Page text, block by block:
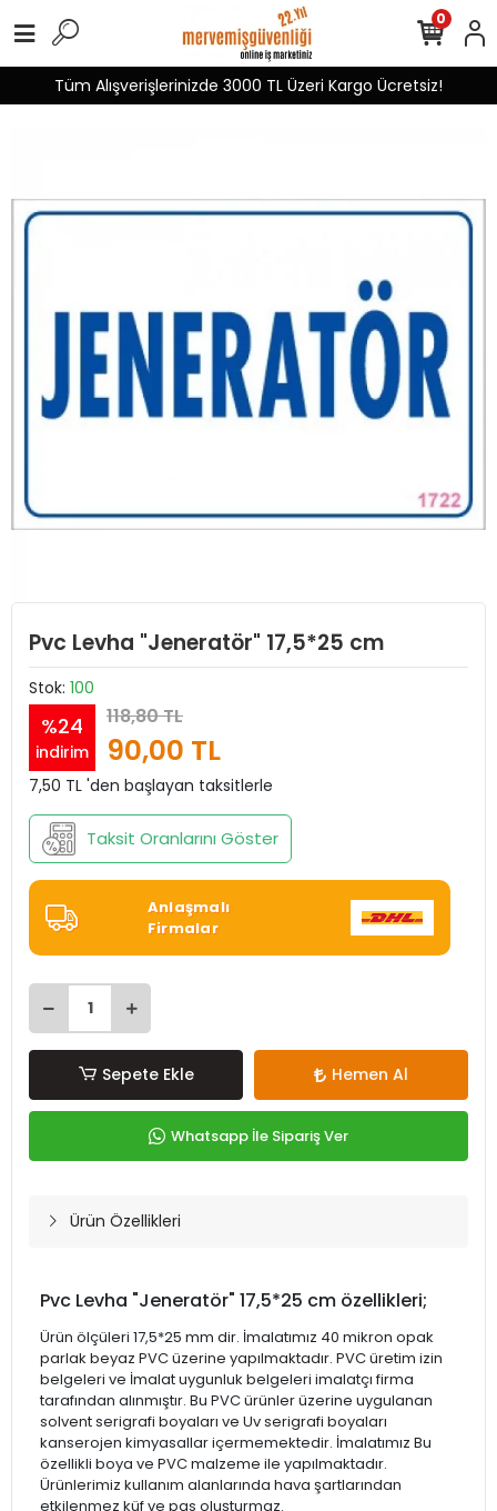
Tüm Alışverişlerinizde 3000 TL Üzeri Kargo Ücretsiz!
0
Pvc Levha "Jeneratör" 17,5*25 cm
Stok: 100
%24
indirim
118,80 TL
90,00 TL
7,50 TL 'den başlayan taksitlerle
Taksit Oranlarını Göster
Anlaşmalı
Firmalar
Sepete Ekle Hemen Al
Whatsapp İle Sipariş Ver
Ürün Özellikleri
Pvc Levha "Jeneratör" 17,5*25 cm özellikleri;
Ürün ölçüleri 17,5*25 mm dir. İmalatımız 40 mikron opak
parlak beyaz PVC üzerine yapılmaktadır. PVC üretim izin
belgeleri ve İmalat uygunluk belgeleri imalatçı firma
tarafından alınmıştır. Bu PVC ürünler üzerine uygulanan
solvent serigrafi boyaları ve Uv serigrafi boyaları
kanserojen kimyasallar içermemektedir. İmalatımız Bu
özellikli boya ve PVC malzeme ile yapılmaktadır.
Ürünlerimiz kullanım alanlarında hava şartlarından
etkilenmez küf ve pas oluşturmaz.